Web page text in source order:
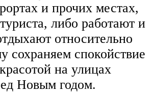
и прочих местах,
либо работают и
относительно
сохраняем спокойствие
на улицах
Новым годом.